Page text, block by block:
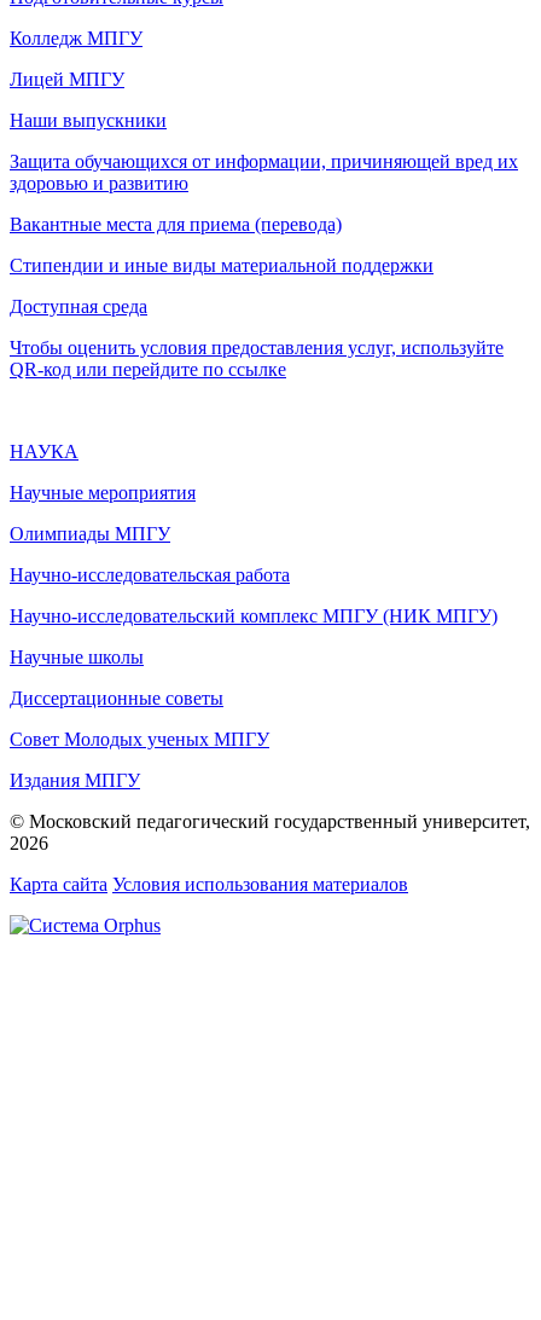
Колледж МПГУ
Лицей МПГУ
Наши выпускники
Защита обучающихся от информации, причиняющей вред их
здоровью и развитию
Вакантные места для приема (перевода)
Стипендии и иные виды материальной поддержки
Доступная среда
Чтобы оценить условия предоставления услуг, используйте
QR-код или перейдите по ссылке
НАУКА
Научные мероприятия
Олимпиады МПГУ
Научно-исследовательская работа
Научно-исследовательский комплекс МПГУ (НИК МПГУ)
Научные школы
Диссертационные советы
Совет Молодых ученых МПГУ
Издания МПГУ
© Московский педагогический государственный университет,
2026
Карта сайта Условия использования материалов